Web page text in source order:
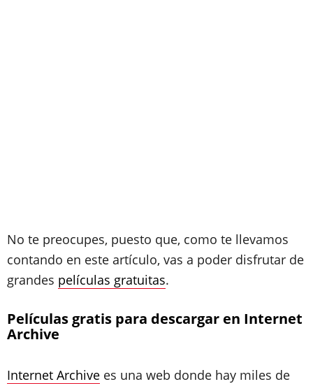
No te preocupes, puesto que, como te llevamos
contando en este artículo, vas a poder disfrutar de
grandes películas gratuitas.
Películas gratis para descargar en Internet
Archive
Internet Archive es una web donde hay miles de